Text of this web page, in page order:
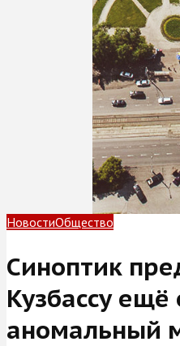
НовостиОбщество
Синоптик
Кузбассу ещё
аномальный